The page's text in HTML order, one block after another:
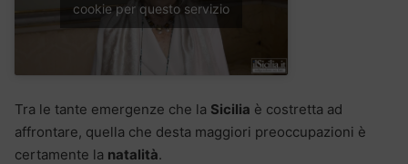
cookie per questo servizio
Tra le tante emergenze che la Sicilia è costretta ad
affrontare, quella che desta maggiori preoccupazioni è
certamente la natalità.